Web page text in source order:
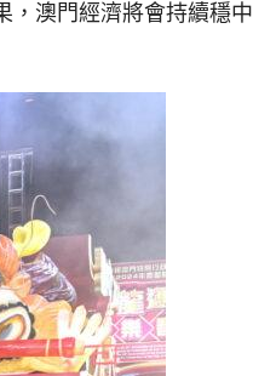
，澳門經濟將會持續穩中